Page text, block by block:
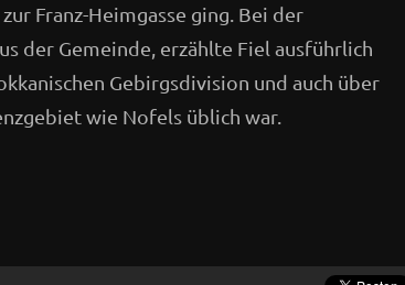
Franz-Heimgasse ging. Bei der
der Gemeinde, erzählte Fiel ausführlich
Gebirgsdivision und auch über
wie Nofels üblich war.